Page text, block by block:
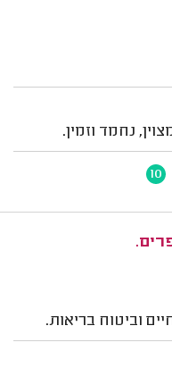
נחמד וזמין.
10
וביטוח בריאות.